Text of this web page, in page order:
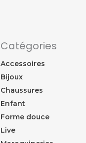
Catégories
Accessoires
Bijoux
Chaussures
Enfant
Forme douce
Live